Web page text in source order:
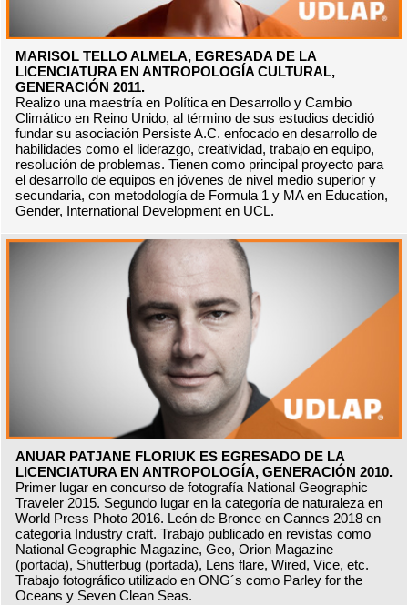
MARISOL TELLO ALMELA, EGRESADA DE LA
LICENCIATURA EN ANTROPOLOGÍA CULTURAL,
GENERACIÓN 2011.
Realizo una maestría en Política en Desarrollo y Cambio
Climático en Reino Unido, al término de sus estudios decidió
fundar su asociación Persiste A.C. enfocado en desarrollo de
habilidades como el liderazgo, creatividad, trabajo en equipo,
resolución de problemas. Tienen como principal proyecto para
el desarrollo de equipos en jóvenes de nivel medio superior y
secundaria, con metodología de Formula 1 y MA en Education,
Gender, International Development en UCL.
ANUAR PATJANE FLORIUK ES EGRESADO DE LA
LICENCIATURA EN ANTROPOLOGÍA, GENERACIÓN 2010.
Primer lugar en concurso de fotografía National Geographic
Traveler 2015. Segundo lugar en la categoría de naturaleza en
World Press Photo 2016. León de Bronce en Cannes 2018 en
categoría Industry craft. Trabajo publicado en revistas como
National Geographic Magazine, Geo, Orion Magazine
(portada), Shutterbug (portada), Lens flare, Wired, Vice, etc.
Trabajo fotográfico utilizado en ONG´s como Parley for the
Oceans y Seven Clean Seas.